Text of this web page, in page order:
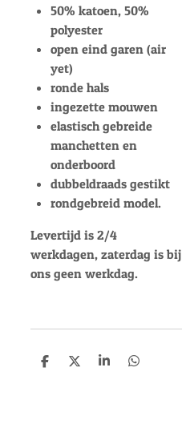
50% katoen, 50%
polyester
open eind garen (air
yet)
ronde hals
ingezette mouwen
elastisch gebreide
manchetten en
onderboord
dubbeldraads gestikt
rondgebreid model.
Levertijd is 2/4
werkdagen, zaterdag is bij
ons geen werkdag.
D
D
S
D